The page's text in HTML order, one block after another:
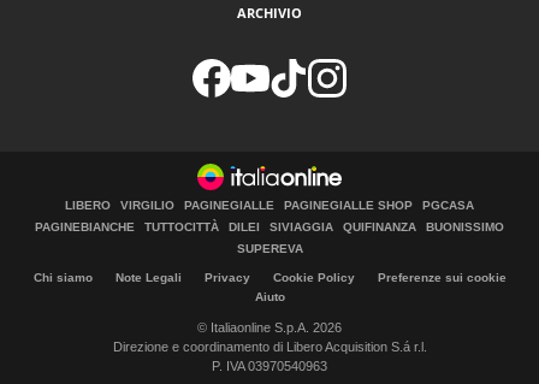
ARCHIVIO
LIBERO VIRGILIO PAGINEGIALLE PAGINEGIALLE SHOP
PGCASA
PAGINEBIANCHE
TUTTOCITTÀ DILEI SIVIAGGIA QUIFINANZA
BUONISSIMO
SUPEREVA
Chi siamo Note Legali Privacy Cookie Policy
Preferenze sui cookie
Aiuto
© Italiaonline S.p.A. 2026
Direzione e coordinamento di Libero Acquisition S.á r.l.
P. IVA 03970540963